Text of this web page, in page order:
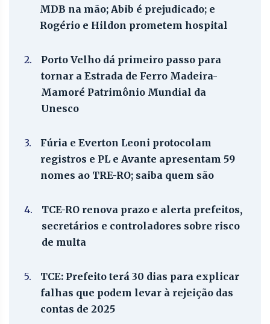
MDB na mão; Abib é prejudicado; e
Rogério e Hildon prometem hospital
2.
Porto Velho dá primeiro passo para
tornar a Estrada de Ferro Madeira-
Mamoré Patrimônio Mundial da
Unesco
3.
Fúria e Everton Leoni protocolam
registros e PL e Avante apresentam 59
nomes ao TRE-RO; saiba quem são
4.
TCE-RO renova prazo e alerta prefeitos,
secretários e controladores sobre risco
de multa
5.
TCE: Prefeito terá 30 dias para explicar
falhas que podem levar à rejeição das
contas de 2025